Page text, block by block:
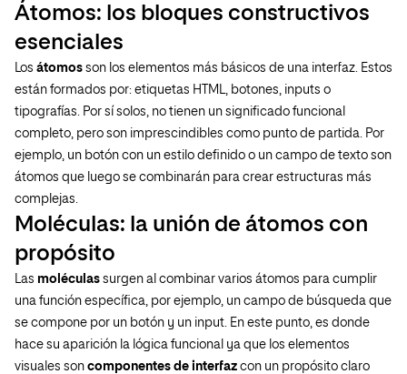
Átomos: los bloques constructivos
esenciales
Los átomos son los elementos más básicos de una interfaz. Estos
están formados por: etiquetas HTML, botones, inputs o
tipografías. Por sí solos, no tienen un significado funcional
completo, pero son imprescindibles como punto de partida. Por
ejemplo, un botón con un estilo definido o un campo de texto son
átomos que luego se combinarán para crear estructuras más
complejas.
Moléculas: la unión de átomos con
propósito
Las moléculas surgen al combinar varios átomos para cumplir
una función específica, por ejemplo, un campo de búsqueda que
se compone por un botón y un input. En este punto, es donde
hace su aparición la lógica funcional ya que los elementos
visuales son componentes de interfaz con un propósito claro